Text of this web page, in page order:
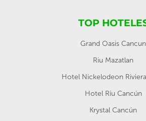
TOP
Grand Oasis Cancun
Riu Mazatlan
Hotel Nickelodeon
Hotel Riu Cancún
Krystal Cancún